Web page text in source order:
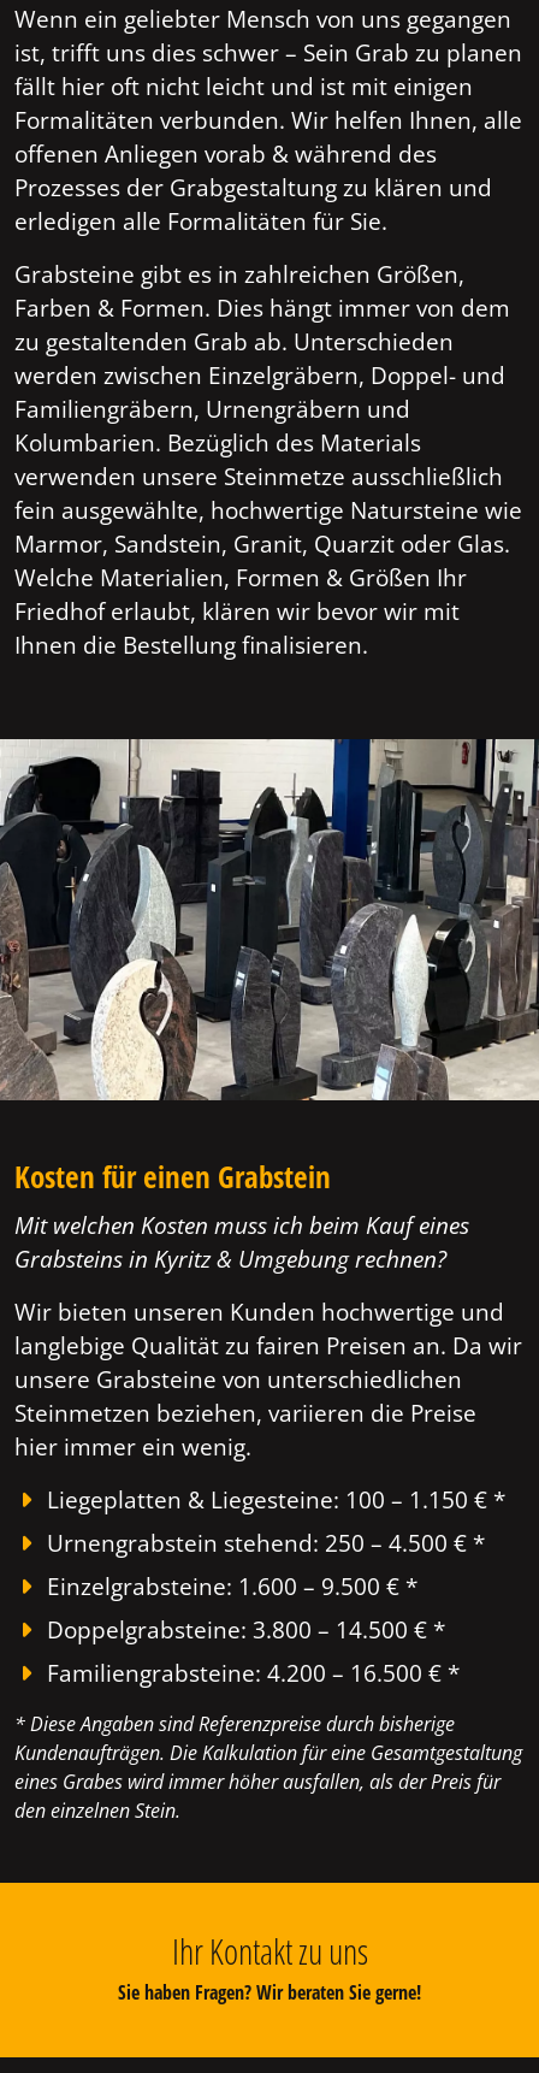
Wenn ein geliebter Mensch von uns gegangen
ist, trifft uns dies schwer – Sein Grab zu planen
fällt hier oft nicht leicht und ist mit einigen
Formalitäten verbunden. Wir helfen Ihnen, alle
offenen Anliegen vorab & während des
Prozesses der Grabgestaltung zu klären und
erledigen alle Formalitäten für Sie.
Grabsteine gibt es in zahlreichen Größen,
Farben & Formen. Dies hängt immer von dem
zu gestaltenden Grab ab. Unterschieden
werden zwischen Einzelgräbern, Doppel- und
Familiengräbern, Urnengräbern und
Kolumbarien. Bezüglich des Materials
verwenden unsere Steinmetze ausschließlich
fein ausgewählte, hochwertige Natursteine wie
Marmor, Sandstein, Granit, Quarzit oder Glas.
Welche Materialien, Formen & Größen Ihr
Friedhof erlaubt, klären wir bevor wir mit
Ihnen die Bestellung finalisieren.
Kosten für einen Grabstein
Mit welchen Kosten muss ich beim Kauf eines
Grabsteins in Kyritz & Umgebung rechnen?
Wir bieten unseren Kunden hochwertige und
langlebige Qualität zu fairen Preisen an. Da wir
unsere Grabsteine von unterschiedlichen
Steinmetzen beziehen, variieren die Preise
hier immer ein wenig.
Liegeplatten & Liegesteine: 100 – 1.150 € *
Urnengrabstein stehend: 250 – 4.500 € *
Einzelgrabsteine: 1.600 – 9.500 € *
Doppelgrabsteine: 3.800 – 14.500 € *
Familiengrabsteine: 4.200 – 16.500 € *
* Diese Angaben sind Referenzpreise durch bisherige
Kundenaufträgen. Die Kalkulation für eine Gesamtgestaltung
eines Grabes wird immer höher ausfallen, als der Preis für
den einzelnen Stein.
Ihr Kontakt zu uns
Sie haben Fragen? Wir beraten Sie gerne!